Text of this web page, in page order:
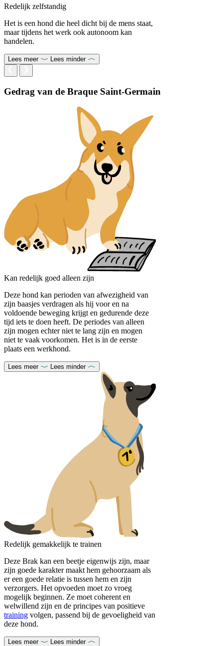
Redelijk zelfstandig
Het is een hond die heel dicht bij de mens staat,
maar tijdens het werk ook autonoom kan
handelen.
Lees meer Lees minder
Gedrag van de Braque Saint-Germain
Kan redelijk goed alleen zijn
Deze hond kan perioden van afwezigheid van
zijn baasjes verdragen als hij voor en na
voldoende beweging krijgt en gedurende deze
tijd iets te doen heeft. De periodes van alleen
zijn mogen echter niet te lang zijn en mogen
niet te vaak voorkomen. Het is in de eerste
plaats een werkhond.
Lees meer Lees minder
Redelijk gemakkelijk te trainen
Deze Brak kan een beetje eigenwijs zijn, maar
zijn goede karakter maakt hem gehoorzaam als
er een goede relatie is tussen hem en zijn
verzorgers. Het opvoeden moet zo vroeg
mogelijk beginnen. Ze moet coherent en
welwillend zijn en de principes van positieve
training volgen, passend bij de gevoeligheid van
deze hond.
Lees meer Lees minder